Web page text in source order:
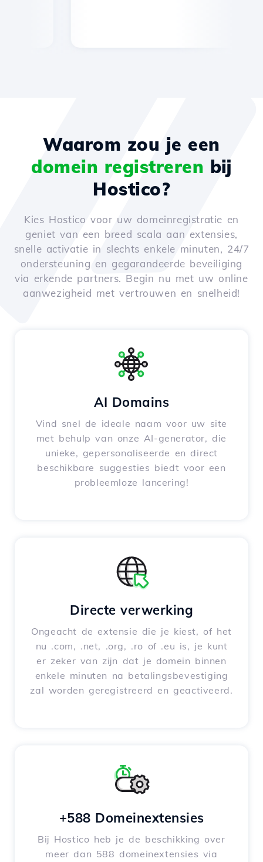
Waarom zou je een
domein registreren bij
Hostico?
Kies Hostico voor uw domeinregistratie en
geniet van een breed scala aan extensies,
snelle activatie in slechts enkele minuten, 24/7
ondersteuning en gegarandeerde beveiliging
via erkende partners. Begin nu met uw online
aanwezigheid met vertrouwen en snelheid!
AI Domains
Vind snel de ideale naam voor uw site
met behulp van onze AI-generator, die
unieke, gepersonaliseerde en direct
beschikbare suggesties biedt voor een
probleemloze lancering!
Directe verwerking
Ongeacht de extensie die je kiest, of het
nu .com, .net, .org, .ro of .eu is, je kunt
er zeker van zijn dat je domein binnen
enkele minuten na betalingsbevestiging
zal worden geregistreerd en geactiveerd.
+588 Domeinextensies
Bij Hostico heb je de beschikking over
meer dan 588 domeinextensies via